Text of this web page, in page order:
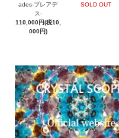
ades-プレアデ
ス-
110,000円(税10,
000円)
SOLD OUT